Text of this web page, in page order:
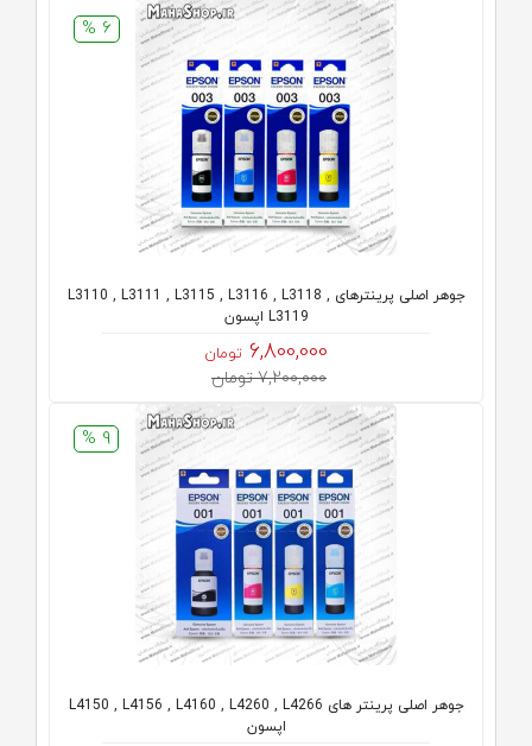
6 %
جوهر اصلی پرینترهای L3110 , L3111 , L3115 , L3116 , L3118 ,
L3119 اپسون
6,800,000 تومان
7,200,000 تومان
9 %
جوهر اصلی پرینتر های L4150 , L4156 , L4160 , L4260 , L4266
اپسون